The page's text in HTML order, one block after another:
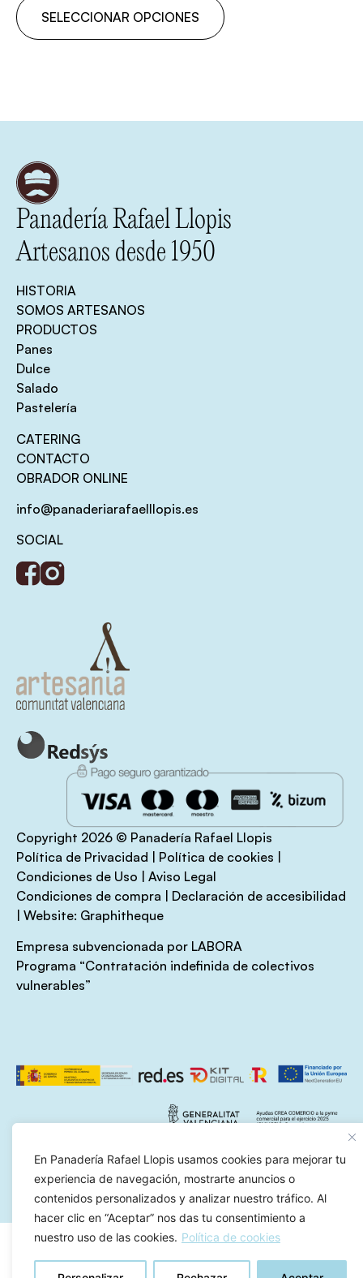
En Panadería Rafael Llopis usamos cookies para mejorar tu
experiencia de navegación, mostrarte anuncios o
contenidos personalizados y analizar nuestro tráfico. Al
hacer clic en “Aceptar” nos das tu consentimiento a
nuestro uso de las cookies. Política de cookies
SELECCIONAR OPCIONES
Panadería Rafael Llopis
Artesanos desde 1950
HISTORIA
SOMOS ARTESANOS
PRODUCTOS
Panes
Dulce
Salado
Pastelería
CATERING
CONTACTO
OBRADOR ONLINE
info@panaderiarafaelllopis.es
SOCIAL
Copyright 2026 © Panadería Rafael Llopis
Política de Privacidad | Política de cookies |
Condiciones de Uso | Aviso Legal
Condiciones de compra | Declaración de accesibilidad
| Website: Graphitheque
Empresa subvencionada por LABORA
Programa “Contratación indefinida de colectivos
vulnerables”